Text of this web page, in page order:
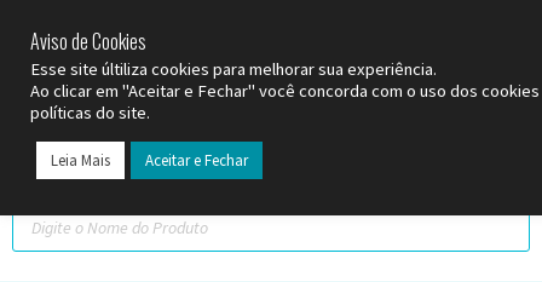
Aviso de Cookies
Esse site últiliza cookies para melhorar sua experiência.
Ao clicar em "Aceitar e Fechar" você concorda com o uso dos
políticas do site.
Leia Mais Aceitar e Fechar